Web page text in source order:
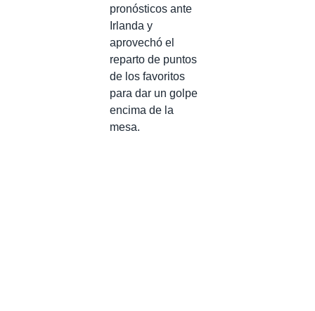
pronósticos ante
Irlanda y
aprovechó el
reparto de puntos
de los favoritos
para dar un golpe
encima de la
mesa.